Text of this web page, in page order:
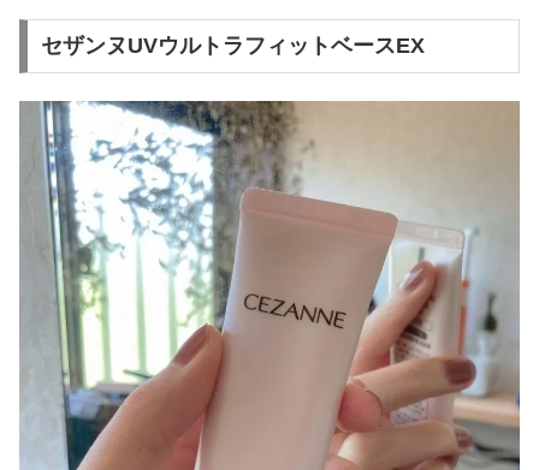
セザンヌUVウルトラフィットベースEX